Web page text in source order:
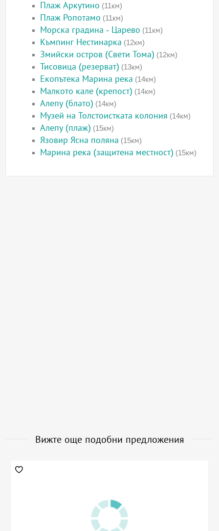
Плаж Аркутино (11км)
Плаж Ропотамо (11км)
Морска градина - Царево (11км)
Къмпинг Нестинарка (12км)
Змийски остров (Свети Тома) (12км)
Тисовица (резерват) (13км)
Екопътека Марина река (14км)
Малкото кале (крепост) (14км)
Алепу (блато) (14км)
Музей на Толстоистката колония (14км)
Алепу (плаж) (15км)
Язовир Ясна поляна (15км)
Марина река (защитена местност) (15км)
Вижте още подобни предложения